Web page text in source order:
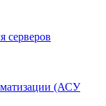
серверов
(АСУ